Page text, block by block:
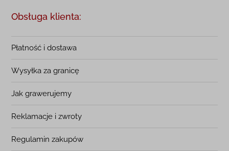
Obsługa klienta:
Płatność i dostawa
Wysyłka za granicę
Jak grawerujemy
Reklamacje i zwroty
Regulamin zakupów